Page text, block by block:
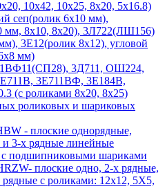
10х42, 10х25, 8х20, 5х16.8)
сеп(ролик 6х10 мм),
мм, 8х10, 8х20), 3Л722(ЛШ156)
3Е12(ролик 8х12), угловой
мм)
3Д711, ОШ224,
3Е711ВФ, 3Е184В,
(с роликами 8х20, 8х25)
роликовых и шариковых
- плоские однорядные,
и 3-х рядные линейные
с подшипниковыми шариками
плоские одно, 2-х рядные,
рядные с роликами: 12х12, 5X5,